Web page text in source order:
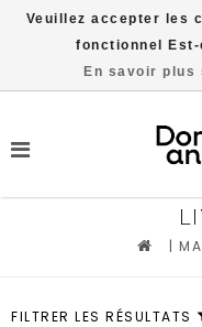
|
FILTRER LES RÉSULTATS
Veuillez accepter les
fonctionnel
En savoir plus
Livraison